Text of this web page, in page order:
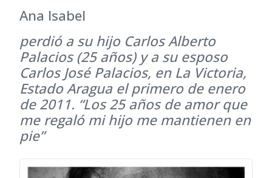
Ana Isabel
perdió a su hijo Carlos Alberto
Palacios (25 años) y a su esposo
Carlos José Palacios, en La Victoria,
Estado Aragua el primero de enero
de 2011. “Los 25 años de amor que
me regaló mi hijo me mantienen en
pie”